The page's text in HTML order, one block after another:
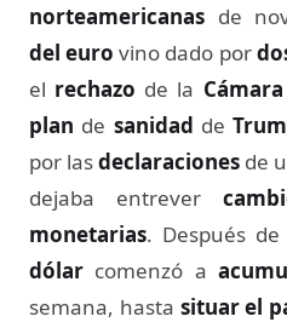
norteamericanas de
del euro vino dado por
el rechazo de la
plan de sanidad de
por lasdeclaraciones de
dejaba entrever
monetarias. Después
dólar comenzó a
semana, hasta situar el